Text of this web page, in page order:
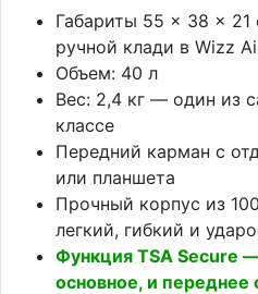
Габариты 55 × 38 ×
ручной клади в Wizz
Объем: 40 л
Вес: 2,4 кг — один из
классе
Передний карман с
или планшета
Прочный корпус из
легкий, гибкий и
Функция TSA Secure
основное, и переднее